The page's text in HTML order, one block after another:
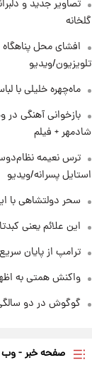
تصاویر جدید و
گلخانه
افشای محل
تلویزیون/ویدیو
ماه‌چهره خلیلی با
بازخوانی آهنگی
شادمهر + فیلم
ترس نعیمه
استایل پسرانه/ویدیو
سحر دولتشاهی با
این علائم یعنی
ترامپ از پایان
واکنش همتی به
گوگوش در دو سالگی
صفحه خبر - وب